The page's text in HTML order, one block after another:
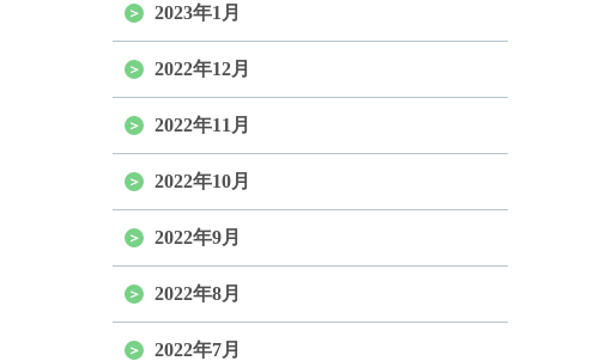
2023年1月
2022年12月
2022年11月
2022年10月
2022年9月
2022年8月
2022年7月